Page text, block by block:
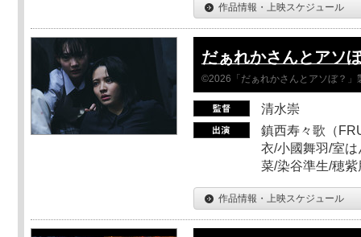
作品情報・上映スケジュール
だぁれかさんとアソ
©2026「だぁれかさんとアソぼ？」
清水崇
鎮西寿々歌（
衣/小國舞羽/室
菜/染谷準生/穂
作品情報・上映スケジュール